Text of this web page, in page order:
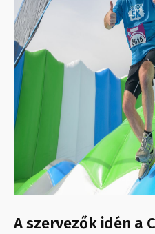
A szervezők idén a